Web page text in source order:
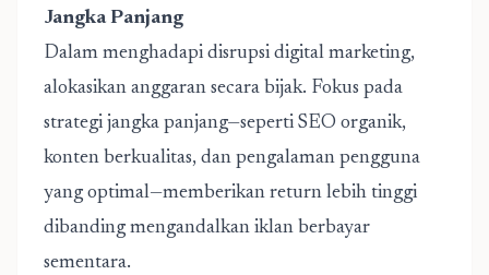
Jangka Panjang
Dalam menghadapi disrupsi digital marketing,
alokasikan anggaran secara bijak. Fokus pada
strategi jangka panjang—seperti SEO organik,
konten berkualitas, dan pengalaman pengguna
yang optimal—memberikan return lebih tinggi
dibanding mengandalkan iklan berbayar
sementara.